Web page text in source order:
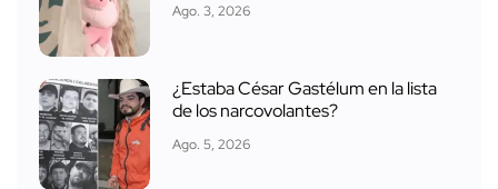
Ago. 3, 2026
¿Estaba César Gastélum en la lista
de los narcovolantes?
Ago. 5, 2026